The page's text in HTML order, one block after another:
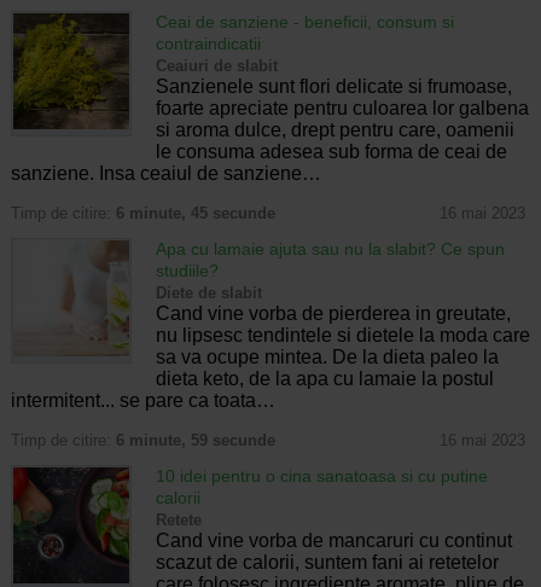
Ceai de sanziene - beneficii, consum si
contraindicatii
Ceaiuri de slabit
Sanzienele sunt flori delicate si frumoase,
foarte apreciate pentru culoarea lor galbena
si aroma dulce, drept pentru care, oamenii
le consuma adesea sub forma de ceai de
sanziene. Insa ceaiul de sanziene…
Timp de citire: 6 minute, 45 secunde 16 mai 2023
Apa cu lamaie ajuta sau nu la slabit? Ce spun
studiile?
Diete de slabit
Cand vine vorba de pierderea in greutate,
nu lipsesc tendintele si dietele la moda care
sa va ocupe mintea. De la dieta paleo la
dieta keto, de la apa cu lamaie la postul
intermitent... se pare ca toata…
Timp de citire: 6 minute, 59 secunde 16 mai 2023
10 idei pentru o cina sanatoasa si cu putine
calorii
Retete
Cand vine vorba de mancaruri cu continut
scazut de calorii, suntem fani ai retetelor